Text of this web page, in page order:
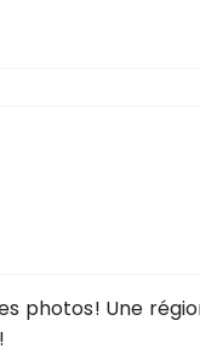
photos! Une